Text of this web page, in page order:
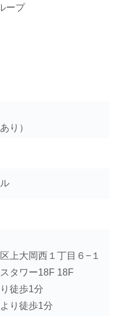
ープ
り）
上大岡西１丁目６−１
タワー18F 18F
徒歩1分
より徒歩1分